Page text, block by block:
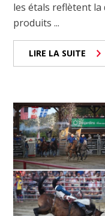
les étals reflètent la
produits ...
LIRE LA SUITE